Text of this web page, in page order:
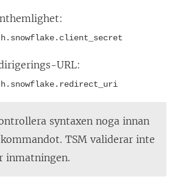
URL:
syntaxen noga innan
TSM validerar inte
inmatningen.